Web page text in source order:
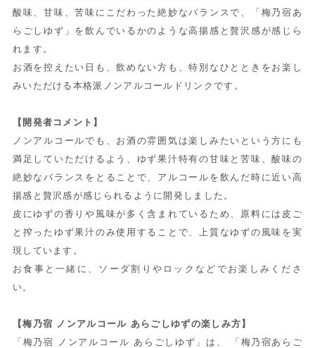
酸味、甘味、苦味にこだわった絶妙なバランスで、「梅乃宿あ
らごしゆず」を飲んでいるかのような高揚感と贅沢感が感じら
れます。
お酒を控えたい日も、飲めない方も、特別なひとときをお楽し
みいただける本格派ノンアルコールドリンクです。
【開発者コメント】
ノンアルコールでも、お酒の雰囲気は楽しみたいという方にも
満足していただけるよう、ゆず果汁特有の甘味と苦味、酸味の
絶妙なバランスをとることで、アルコールを飲んだ時に近い高
揚感と贅沢感が感じられるように開発しました。
皮にゆずの香りや風味が多く含まれているため、原料には皮ご
と搾ったゆず果汁のみ使用することで、上質なゆずの風味を実
現しています。
お食事と一緒に、ソーダ割りやロックなどでお楽しみくださ
い。
【梅乃宿 ノンアルコール あらごしゆずの楽しみ方】
「梅乃宿 ノンアルコール あらごしゆず」は、 「梅乃宿あらご